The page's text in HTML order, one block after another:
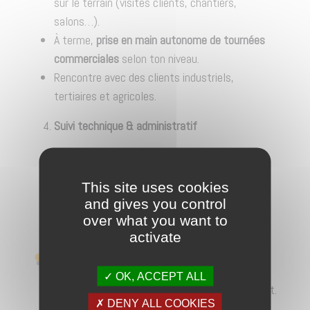
salons…).
À terme, prise en main autonome de tournées
commerciales selon ton niveau.
Rencontre avec des clients industriels,
tertiaires et agricoles.
Suivi technique & administratif
reporting.
Compréhension et valorisation des solutions
Sinthylène auprès des clients.
Pugnacité, motivation et sens de l’engagement.
This site uses cookies
and gives you control
over what you want to
activate
OK, ACCEPT ALL
DENY ALL COOKIES